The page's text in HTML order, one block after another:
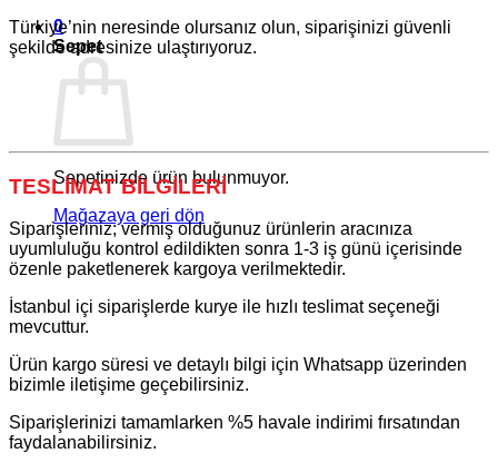
0
Sepet
Sepetinizde ürün bulunmuyor.
Mağazaya geri dön
Türkiye’nin neresinde olursanız olun, siparişinizi güvenli
şekilde adresinize ulaştırıyoruz.
TESLİMAT BİLGİLERİ
Siparişleriniz; vermiş olduğunuz ürünlerin aracınıza
uyumluluğu kontrol edildikten sonra 1-3 iş günü içerisinde
özenle paketlenerek kargoya verilmektedir.
İstanbul içi siparişlerde kurye ile hızlı teslimat seçeneği
mevcuttur.
Ürün kargo süresi ve detaylı bilgi için Whatsapp üzerinden
bizimle iletişime geçebilirsiniz.
Siparişlerinizi tamamlarken %5 havale indirimi fırsatından
faydalanabilirsiniz.